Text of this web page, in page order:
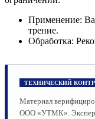
Применение:
трение.
Обработка:
ТЕХНИЧЕСКИЙ
Материал
ООО «УТМК». Эксперт